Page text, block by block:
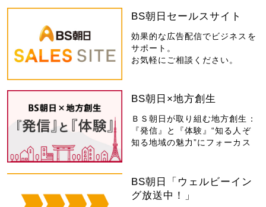
BS朝日セールスサイト
効果的な広告配信でビジネスを
サポート。
お気軽にご相談ください。
BS朝日×地方創生
ＢＳ朝日が取り組む地方創生：
『発信』と『体験』“知る人ぞ
知る地域の魅力”にフォーカス
BS朝日「ウェルビーイン
グ放送中！」